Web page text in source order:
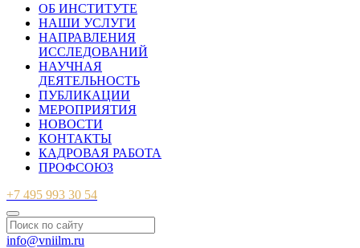
ОБ ИНСТИТУТЕ
НАШИ УСЛУГИ
НАПРАВЛЕНИЯ
ИССЛЕДОВАНИЙ
НАУЧНАЯ
ДЕЯТЕЛЬНОСТЬ
ПУБЛИКАЦИИ
МЕРОПРИЯТИЯ
НОВОСТИ
КОНТАКТЫ
КАДРОВАЯ РАБОТА
ПРОФСОЮЗ
+7 495 993 30 54
info@vniilm.ru